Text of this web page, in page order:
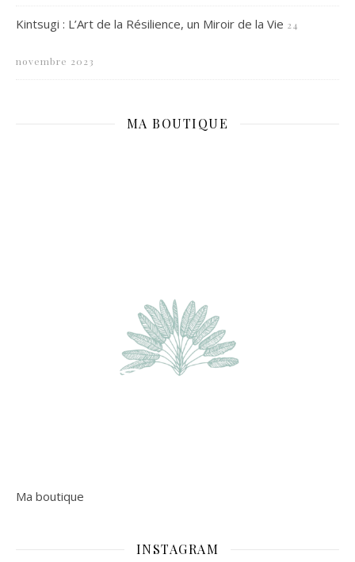
Kintsugi : L’Art de la Résilience, un Miroir de la Vie 24
novembre 2023
MA BOUTIQUE
Ma boutique
INSTAGRAM